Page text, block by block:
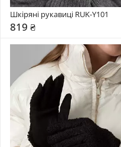
Шкіряні рукавиці RUK-Y101
819 ₴